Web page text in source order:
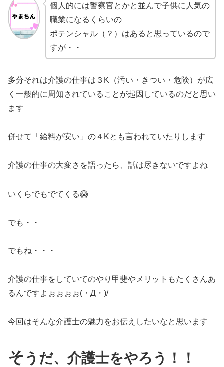
個人的には警察官とかと並んで子供に人気の
職業になるくらいの
ポテンシャル（？）はあると思っているので
すが・・
多分それは介護の仕事は３K（汚い・きつい・危険）が広
く一般的に周知されていることが起因しているのだと思い
ます
併せて「給料が安い」の４Kとも言われていたりします
介護の仕事の大変さを語ったら、話は尽きないですよね
いくらでもでてくる😱
でも・・
でもね・・・
介護の仕事をしていてのやり甲斐やメリットもたくさんあ
るんですよぉぉぉぉ(・Д・)/
今回はそんな介護士の魅力をお伝えしたいなと思います
そうだ、介護士をやろ う！！